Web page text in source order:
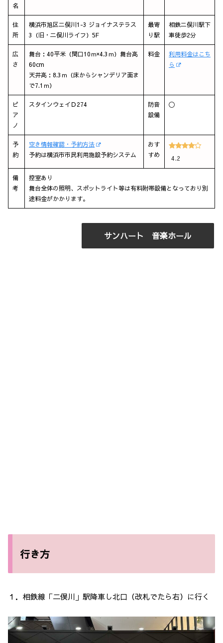
名
住
所
横浜市旭区二俣川1-3 ジョイナステラス
3（旧・二俣川ライフ）5F
最寄
り駅
相鉄二俣川駅下
車徒歩2分
広
さ
舞台：40平米（間口10ｍ×4.3ｍ）舞台高
60cm
天井高：8.3ｍ（床からシャンデリア面ま
で7.1ｍ）
料金
利用料金はこち
ら
ピ
ア
ノ
スタインウェイＤ274
防音
設備
〇
予
約
空き情報確認・予約方法
予約は横浜市市民利用施設予約システム
おす
すめ
4.2
備
考
控室あり
舞台全体の照明、スポットライト等は有料附帯設備となっており別
途料金がかかります。
サンハート 音楽ホール
行き方
１．相鉄線「二俣川」駅降車し北口（改札でたら右）に行く